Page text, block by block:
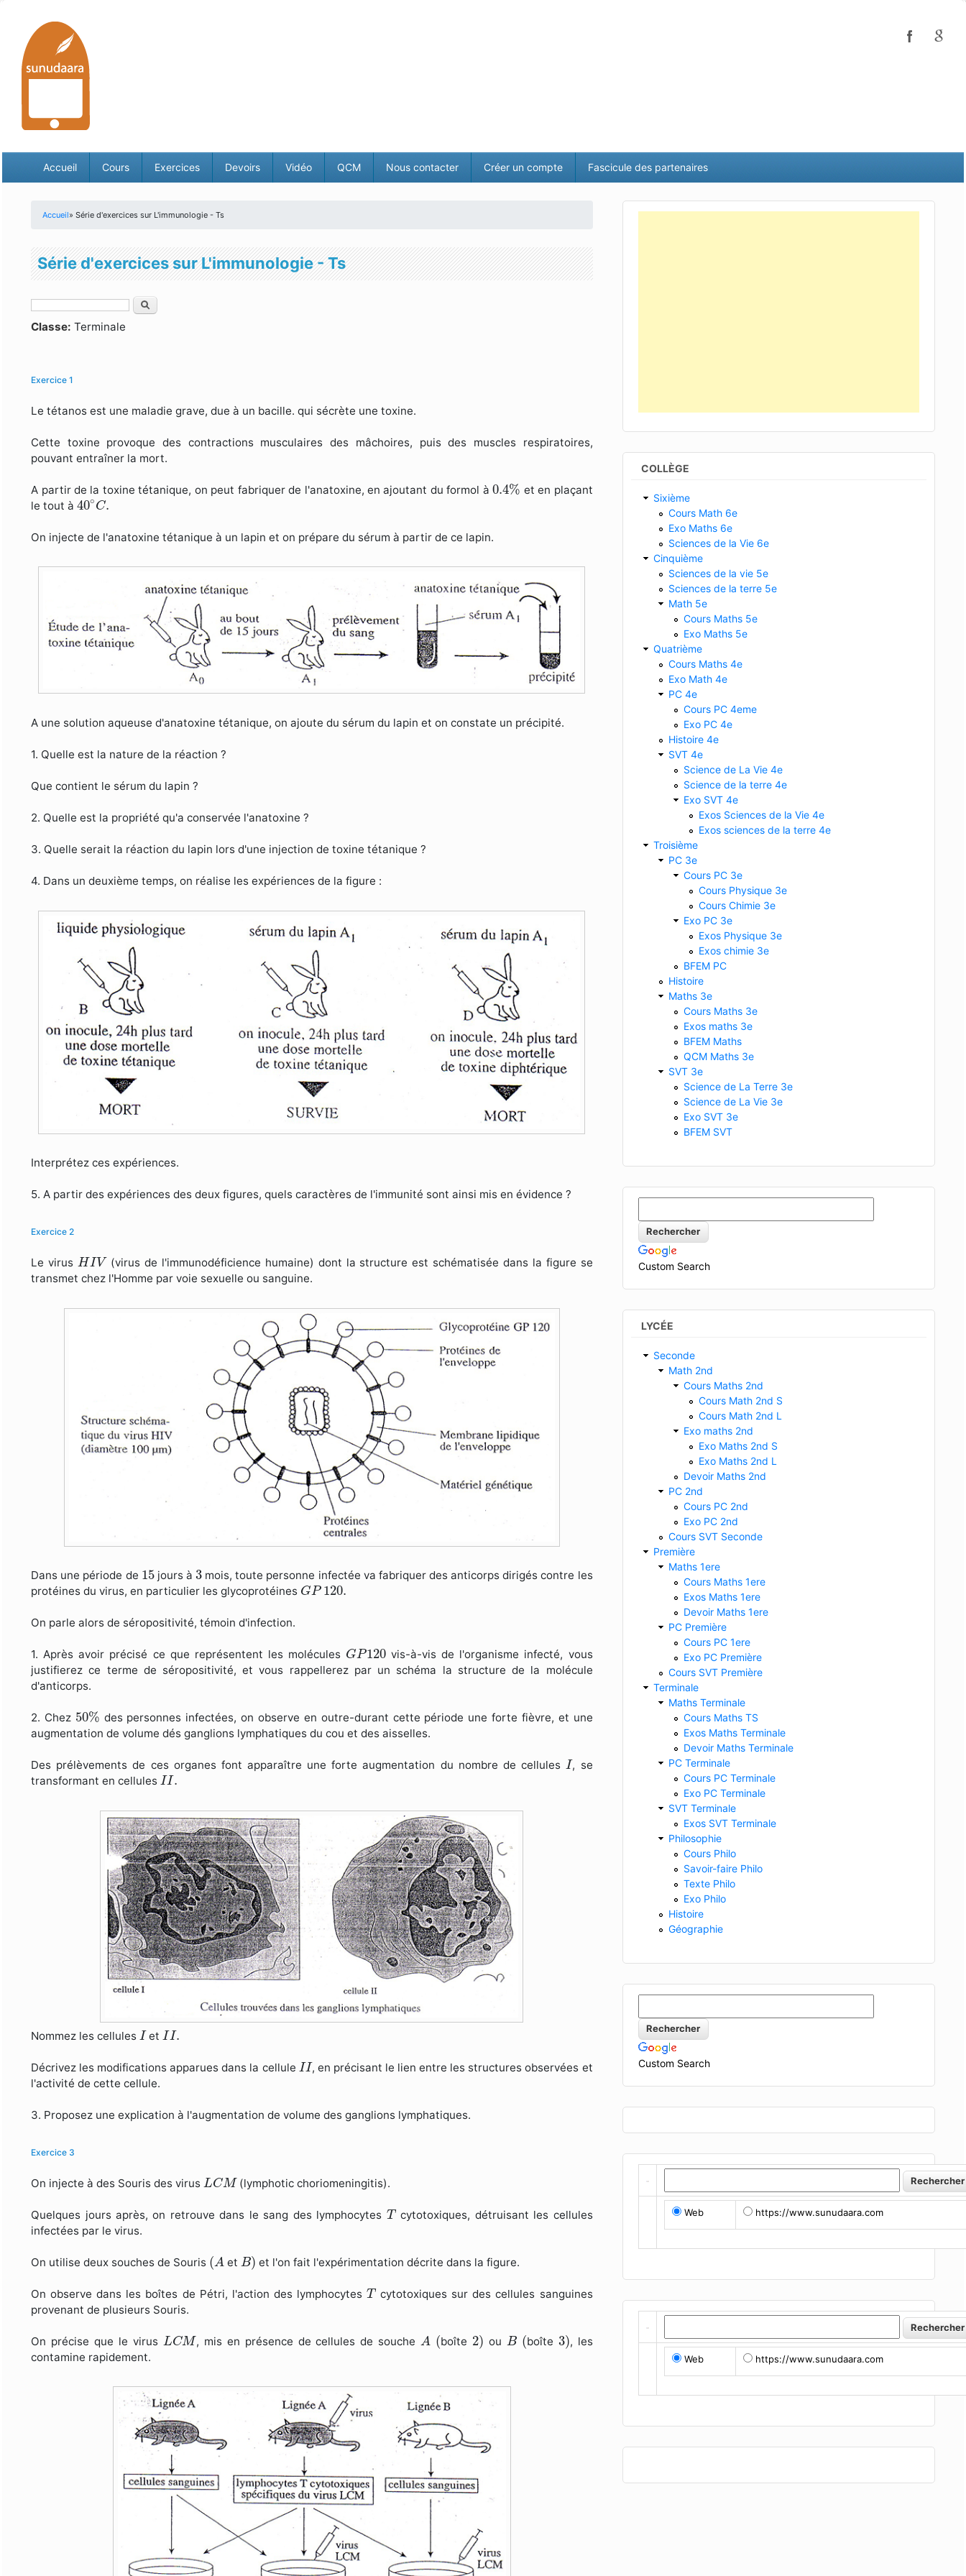
Accueil Cours Exercices Devoirs Vidéo QCM Nous contacter Créer un compte Fascicule des partenaires
Accueil» Série d'exercices sur L'immunologie - Ts
Série d'exercices sur L'immunologie - Ts
Formulaire de recherche
Rechercher
Classe:Terminale
Exercice 1
Le tétanos est une maladie grave, due à un bacille. qui sécrète une toxine.
Cette toxine provoque des contractions musculaires des mâchoires, puis des muscles respiratoires,
pouvant entraîner la mort.
A partir de la toxine tétanique, on peut fabriquer de l'anatoxine, en ajoutant du formol à0.4%
0.4% et en plaçant
le tout à40∘C.
40∘C.
On injecte de l'anatoxine tétanique à un lapin et on prépare du sérum à partir de ce lapin.
A une solution aqueuse d'anatoxine tétanique, on ajoute du sérum du lapin et on constate un précipité.
1. Quelle est la nature de la réaction ?
Que contient le sérum du lapin ?
2. Quelle est la propriété qu'a conservée l'anatoxine ?
3. Quelle serait la réaction du lapin lors d'une injection de toxine tétanique ?
4. Dans un deuxième temps, on réalise les expériences de la figure :
Interprétez ces expériences.
5. A partir des expériences des deux figures, quels caractères de l'immunité sont ainsi mis en évidence ?
Exercice 2
Le virus HI V
HIV
(virus de l'immunodéficience humaine) dont la structure est schématisée dans la figure se
transmet chez l'Homme par voie sexuelle ou sanguine.
Dans une période de 15
15jours à3
3 mois, toute personne infectée va fabriquer des anticorps dirigés contre les
protéines du virus, en particulier les glycoprotéines GP 120.
GP120.
On parle alors de séropositivité, témoin d'infection.
1. Après avoir précisé ce que représentent les molécules GP120
GP120 vis-à-vis de l'organisme infecté, vous
justifierez ce terme de séropositivité, et vous rappellerez par un schéma la structure de la molécule
d'anticorps.
2. Chez 50%
50% des personnes infectées, on observe en outre-durant cette période une forte fièvre, et une
augmentation de volume dés ganglions lymphatiques du cou et des aisselles.
Des prélèvements de ces organes font apparaître une forte augmentation du nombre de cellulesI
I , se
transformant en cellulesII.
II.
Nommez les cellules I
I et II.
II.
Décrivez les modifications apparues dans la cellule II
II , en précisant le lien entre les structures observées et
l'activité de cette cellule.
3. Proposez une explication à l'augmentation de volume des ganglions lymphatiques.
Exercice 3
On injecte à des Souris des virus LCM
L CM (lymphotic choriomeningitis).
Quelques jours après, on retrouve dans le sang des lymphocytes T
Tcytotoxiques, détruisant les cellules
infectées par le virus.
On utilise deux souches de Souris (A
( A et B)
B) et l'on fait l'expérimentation décrite dans la figure.
On observe dans les boîtes de Pétri, l'action des lymphocytes T
T cytotoxiques sur des cellules sanguines
provenant de plusieurs Souris.
On précise que le virus LCM
LCM , mis en présence de cellules de souche A
A ((boîte 2)
2) ou B
B ((boîte 3)
3), les
contamine rapidement.
COLLÈGE
Sixième
Cours Math 6e
Exo Maths 6e
Sciences de la Vie 6e
Cinquième
Sciences de la vie 5e
Sciences de la terre 5e
Math 5e
Cours Maths 5e
Exo Maths 5e
Quatrième
Cours Maths 4e
Exo Math 4e
PC 4e
Cours PC 4eme
Exo PC 4e
Histoire 4e
SVT 4e
Science de La Vie 4e
Science de la terre 4e
Exo SVT 4e
Exos Sciences de la Vie 4e
Exos sciences de la terre 4e
Troisième
PC 3e
Cours PC 3e
Cours Physique 3e
Cours Chimie 3e
Exo PC 3e
Exos Physique 3e
Exos chimie 3e
BFEM PC
Histoire
Maths 3e
Cours Maths 3e
Exos maths 3e
BFEM Maths
QCM Maths 3e
SVT 3e
Science de La Terre 3e
Science de La Vie 3e
Exo SVT 3e
BFEM SVT
Custom Search
LYCÉE
Seconde
Math 2nd
Cours Maths 2nd
Cours Math 2nd S
Cours Math 2nd L
Exo maths 2nd
Exo Maths 2nd S
Exo Maths 2nd L
Devoir Maths 2nd
PC 2nd
Cours PC 2nd
Exo PC 2nd
Cours SVT Seconde
Première
Maths 1ere
Cours Maths 1ere
Exos Maths 1ere
Devoir Maths 1ere
PC Première
Cours PC 1ere
Exo PC Première
Cours SVT Première
Terminale
Maths Terminale
Cours Maths TS
Exos Maths Terminale
Devoir Maths Terminale
PC Terminale
Cours PC Terminale
Exo PC Terminale
SVT Terminale
Exos SVT Terminale
Philosophie
Cours Philo
Savoir-faire Philo
Texte Philo
Exo Philo
Histoire
Géographie
Custom Search
Web https://www.sunudaara.com
Web https://www.sunudaara.com